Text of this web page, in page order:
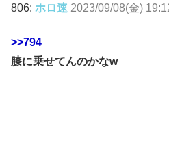
806: ホロ速 2023/09/08(金)
>>794
膝に乗せてんのかなw